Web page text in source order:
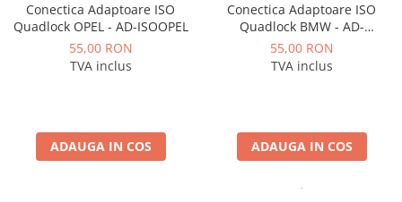
Conectică Auto
Conectică Auto
Conectică Volkswagen
Conectica Adaptoare ISO
Quadlock OPEL - AD-ISOOPEL
55,00 RON
TVA inclus
ADAUGA IN COS
Conectica Adaptoare ISO
Quadlock BMW - AD-
ISOBMW2
55,00 RON
TVA inclus
ADAUGA IN COS